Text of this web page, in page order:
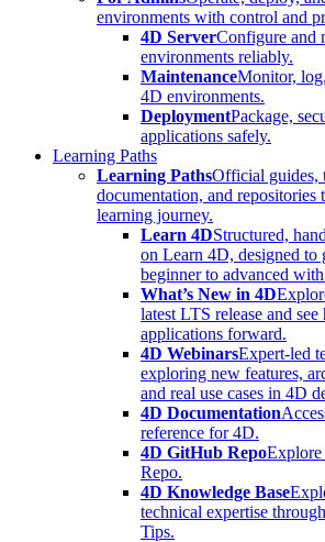
environments with control and
4D ServerConfigure and
environments reliably.
MaintenanceMonitor,
4D environments.
DeploymentPackage,
applications safely.
Learning Paths
Learning PathsOfficial guides,
documentation, and repositories
learning journey.
Learn 4DStructured,
on Learn 4D, designed to
beginner to advanced
What’s New in 4D
latest LTS release and
applications forward.
4D WebinarsExpert-led
exploring new features,
and real use cases in 4D
4D Documentation
reference for 4D.
4D GitHub Repo
Repo.
4D Knowledge Base
technical expertise
Tips.